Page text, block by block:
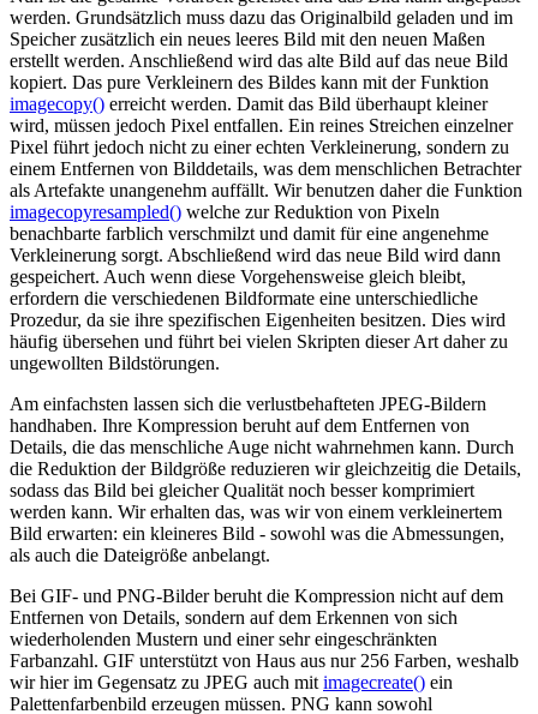
werden. Grundsätzlich muss dazu das Originalbild geladen und im
Speicher zusätzlich ein neues leeres Bild mit den neuen Maßen
erstellt werden. Anschließend wird das alte Bild auf das neue Bild
kopiert. Das pure Verkleinern des Bildes kann mit der Funktion
imagecopy() erreicht werden. Damit das Bild überhaupt kleiner
wird, müssen jedoch Pixel entfallen. Ein reines Streichen einzelner
Pixel führt jedoch nicht zu einer echten Verkleinerung, sondern zu
einem Entfernen von Bilddetails, was dem menschlichen Betrachter
als Artefakte unangenehm auffällt. Wir benutzen daher die Funktion
imagecopyresampled() welche zur Reduktion von Pixeln
benachbarte farblich verschmilzt und damit für eine angenehme
Verkleinerung sorgt. Abschließend wird das neue Bild wird dann
gespeichert. Auch wenn diese Vorgehensweise gleich bleibt,
erfordern die verschiedenen Bildformate eine unterschiedliche
Prozedur, da sie ihre spezifischen Eigenheiten besitzen. Dies wird
häufig übersehen und führt bei vielen Skripten dieser Art daher zu
ungewollten Bildstörungen.
Am einfachsten lassen sich die verlustbehafteten JPEG-Bildern
handhaben. Ihre Kompression beruht auf dem Entfernen von
Details, die das menschliche Auge nicht wahrnehmen kann. Durch
die Reduktion der Bildgröße reduzieren wir gleichzeitig die Details,
sodass das Bild bei gleicher Qualität noch besser komprimiert
werden kann. Wir erhalten das, was wir von einem verkleinertem
Bild erwarten: ein kleineres Bild - sowohl was die Abmessungen,
als auch die Dateigröße anbelangt.
Bei GIF- und PNG-Bilder beruht die Kompression nicht auf dem
Entfernen von Details, sondern auf dem Erkennen von sich
wiederholenden Mustern und einer sehr eingeschränkten
Farbanzahl. GIF unterstützt von Haus aus nur 256 Farben, weshalb
wir hier im Gegensatz zu JPEG auch mit imagecreate() ein
Palettenfarbenbild erzeugen müssen. PNG kann sowohl